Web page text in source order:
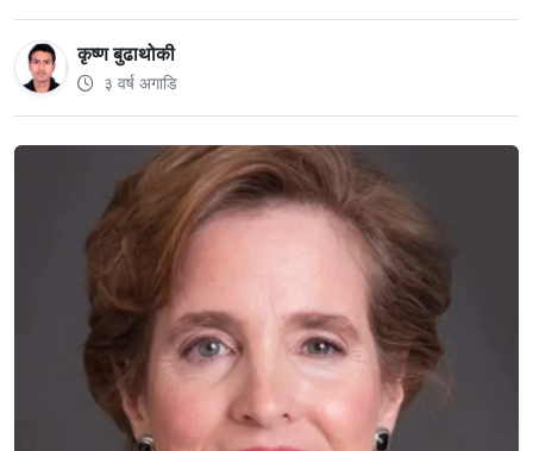
कृष्ण बुढाथोकी
३ वर्ष अगाडि